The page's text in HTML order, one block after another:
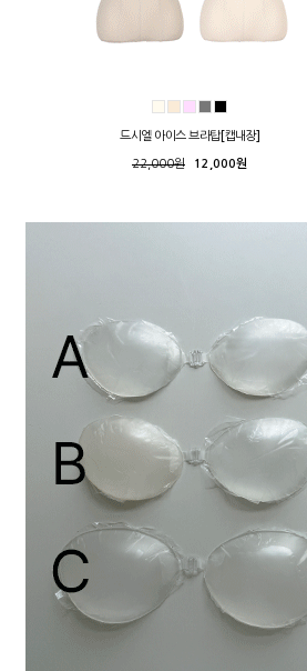
드시엘 아이스 브라탑[캡내장]
22,000원 12,000원